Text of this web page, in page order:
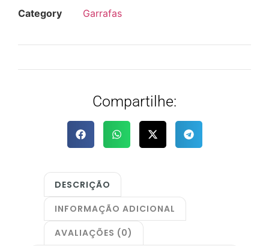
Category
Garrafas
Compartilhe:
DESCRIÇÃO
INFORMAÇÃO ADICIONAL
AVALIAÇÕES (0)